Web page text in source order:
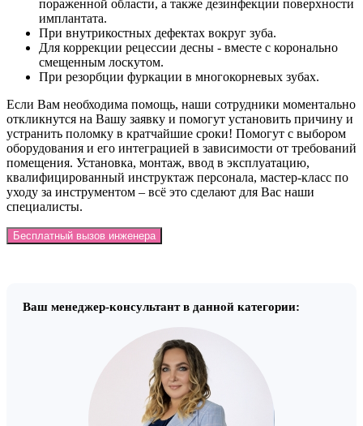
пораженной области, а также дезинфекции поверхности
имплантата.
При внутрикостных дефектах вокруг зуба.
Для коррекции рецессии десны - вместе с коронально
смещенным лоскутом.
При резорбции фуркации в многокорневых зубах.
Если Вам необходима помощь, наши сотрудники моментально
откликнутся на Вашу заявку и помогут установить причину и
устранить поломку в кратчайшие сроки! Помогут с выбором
оборудования и его интеграцией в зависимости от требований
помещения. Установка, монтаж, ввод в эксплуатацию,
квалифицированный инструктаж персонала, мастер-класс по
уходу за инструментом – всё это сделают для Вас наши
специалисты.
Бесплатный вызов инженера
Ваш менеджер-консультант в данной категории: